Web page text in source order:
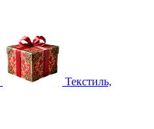
Текстиль,